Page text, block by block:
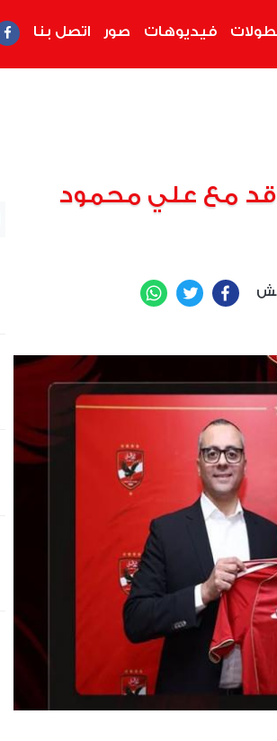
فيديوهات صور اتصل بنا
مع علي محمود
Facebook
Twitter